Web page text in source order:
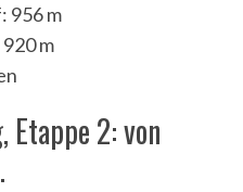
956 m
m
Etappe 2: von